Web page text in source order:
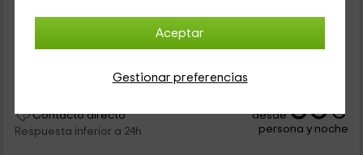
Aceptar
Gestionar preferencias
en Puertomingalvo, en la provincia de Teruel. La casita tiene
unas vistas impresionantes y se ha construido de forma
Contacto directo
Respuesta inferior a 24h
desde80€
persona y noche